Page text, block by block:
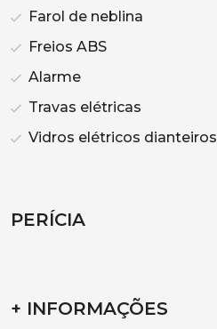
Farol de neblina
Freios ABS
Alarme
Travas elétricas
Vidros elétricos dianteiros
PERÍCIA
+ INFORMAÇÕES